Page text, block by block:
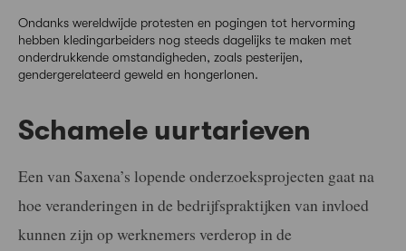
Ondanks wereldwijde protesten en pogingen tot hervorming
hebben kledingarbeiders nog steeds dagelijks te maken met
onderdrukkende omstandigheden, zoals pesterijen,
gendergerelateerd geweld en hongerlonen.
Schamele uurtarieven
Een van Saxena’s lopende onderzoeksprojecten gaat na
hoe veranderingen in de bedrijfspraktijken van invloed
kunnen zijn op werknemers verderop in de